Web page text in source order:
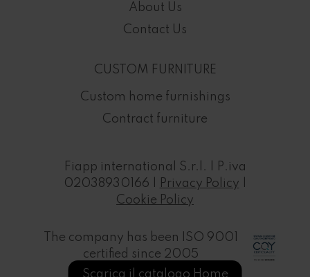
About Us
Contact Us
CUSTOM FURNITURE
Custom home furnishings
Contract furniture
Fiapp international S.r.l. | P.iva
02038930166 |
Privacy Policy
Cookie Policy
The company has been ISO 9001
certified since 2005
Scarica il catalogo Home